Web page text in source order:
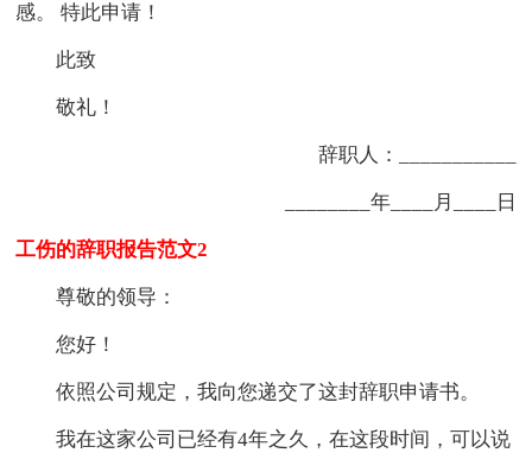
感。 特此申请！
此致
敬礼！
辞职人：___________
________年____月____日
工伤的辞职报告范文2
尊敬的领导：
您好！
依照公司规定，我向您递交了这封辞职申请书。
我在这家公司已经有4年之久，在这段时间，可以说